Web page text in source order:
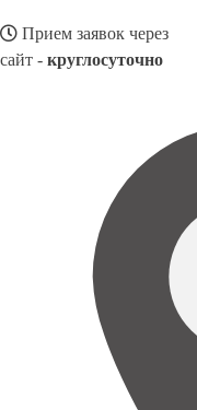
Прием заявок через
сайт - круглосуточно